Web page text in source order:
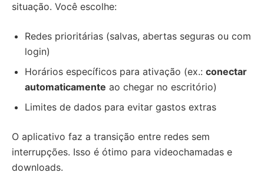
situação. Você escolhe:
Redes prioritárias (salvas, abertas seguras ou com
login)
Horários específicos para ativação (ex.: conectar
automaticamente ao chegar no escritório)
Limites de dados para evitar gastos extras
O aplicativo faz a transição entre redes sem
interrupções. Isso é ótimo para videochamadas e
downloads.